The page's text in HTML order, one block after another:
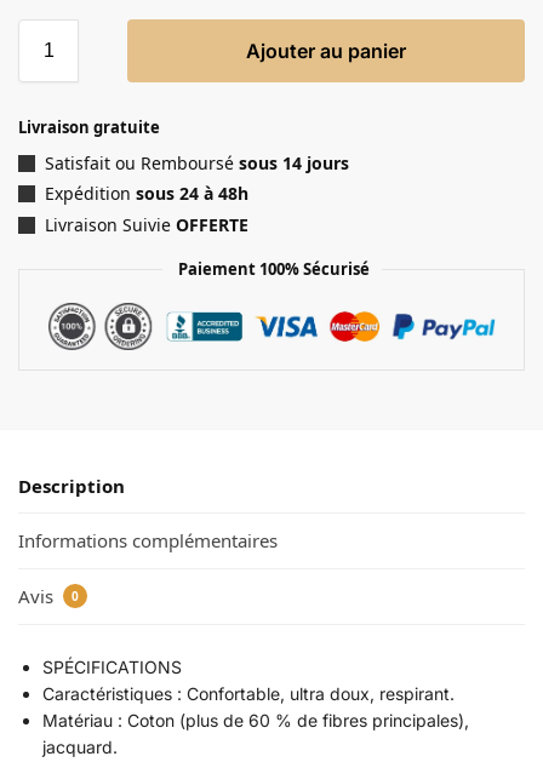
Ajouter au panier
Livraison gratuite
Satisfait ou Remboursé sous 14 jours
Expédition sous 24 à 48h
Livraison Suivie OFFERTE
Paiement 100% Sécurisé
Description
Informations complémentaires
Avis 0
SPÉCIFICATIONS
Caractéristiques : Confortable, ultra doux, respirant.
Matériau : Coton (plus de 60 % de fibres principales),
jacquard.